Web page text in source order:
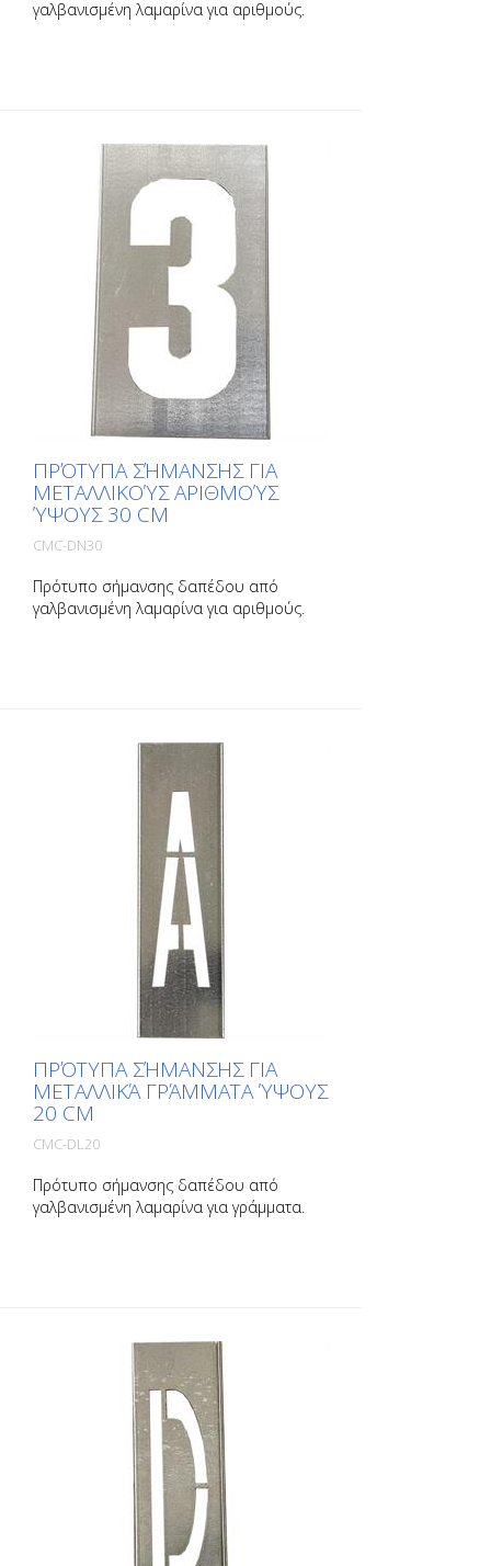
γαλβανισμένη λαμαρίνα για αριθμούς.
ΠΡΌΤΥΠΑ ΣΉΜΑΝΣΗΣ ΓΙΑ
ΜΕΤΑΛΛΙΚΟΎΣ ΑΡΙΘΜΟΎΣ
ΎΨΟΥΣ 30 CM
CMC-DN30
Πρότυπο σήμανσης δαπέδου από
γαλβανισμένη λαμαρίνα για αριθμούς.
ΠΡΌΤΥΠΑ ΣΉΜΑΝΣΗΣ ΓΙΑ
ΜΕΤΑΛΛΙΚΆ ΓΡΆΜΜΑΤΑ ΎΨΟΥΣ
20 CM
CMC-DL20
Πρότυπο σήμανσης δαπέδου από
γαλβανισμένη λαμαρίνα για γράμματα.